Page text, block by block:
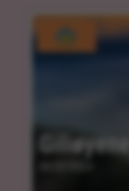
Giliøyene